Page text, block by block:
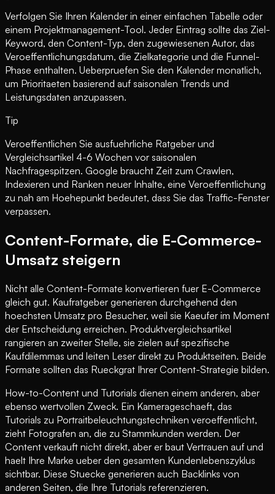
Verfolgen Sie Ihren Kalender in einer einfachen Tabelle oder
einem Projektmanagement-Tool. Jeder Eintrag sollte das Ziel-
Keyword, den Content-Typ, den zugewiesenen Autor, das
Veroeffentlichungsdatum, die Zielkategorie und die Funnel-
Phase enthalten. Ueberpruefen Sie den Kalender monatlich,
um Prioritaeten basierend auf saisonalen Trends und
Leistungsdaten anzupassen.
Tip
Veroeffentlichen Sie ausfuehrliche Ratgeber und
Vergleichsartikel 4-6 Wochen vor saisonalen
Nachfragespitzen. Google braucht Zeit zum Crawlen,
Indexieren und Ranken neuer Inhalte, eine Veroeffentlichung
zu nah am Hoehepunkt bedeutet, dass Sie das Traffic-Fenster
verpassen.
Content-Formate, die E-Commerce-
Umsatz steigern
Nicht alle Content-Formate konvertieren fuer E-Commerce
gleich gut. Kaufratgeber generieren durchgehend den
hoechsten Umsatz pro Besucher, weil sie Kaeufer im Moment
der Entscheidung erreichen. Produktvergleichsartikel
rangieren an zweiter Stelle, sie zielen auf spezifische
Kaufdilemmas und leiten Leser direkt zu Produktseiten. Beide
Formate sollten das Rueckgrat Ihrer Content-Strategie bilden.
How-to-Content und Tutorials dienen einem anderen, aber
ebenso wertvollen Zweck. Ein Kamerageschaeft, das
Tutorials zu Portraitbeleuchtungstechniken veroeffentlicht,
zieht Fotografen an, die zu Stammkunden werden. Der
Content verkauft nicht direkt, aber er baut Vertrauen auf und
haelt Ihre Marke ueber den gesamten Kundenlebenszyklus
sichtbar. Diese Stuecke generieren auch Backlinks von
anderen Seiten, die Ihre Tutorials referenzieren.